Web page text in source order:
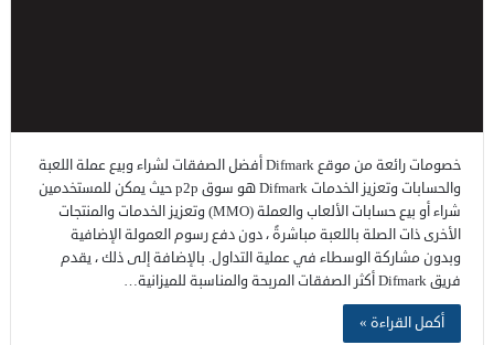
خصومات رائعة من موقع Difmark أفضل الصفقات لشراء وبيع عملة اللعبة
والحسابات وتعزيز الخدمات Difmark هو سوق p2p حيث يمكن للمستخدمين
شراء أو بيع حسابات الألعاب والعملة (MMO) وتعزيز الخدمات والمنتجات
الأخرى ذات الصلة باللعبة مباشرةً ، دون دفع رسوم العمولة الإضافية
وبدون مشاركة الوسطاء في عملية التداول. بالإضافة إلى ذلك ، يقدم
فريق Difmark أكثر الصفقات المربحة والمناسبة للميزانية…
أكمل القراءة »